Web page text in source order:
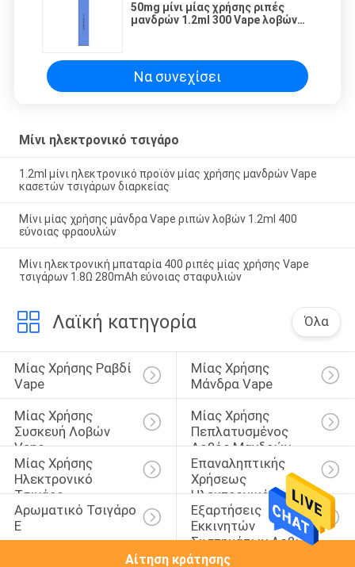
50mg μίνι μίας χρήσης ριπές
μανδρών 1.2ml 300 Vape λοβών
Να συνεχίσει
Μίνι ηλεκτρονικό τσιγάρο
1.2ml μίνι ηλεκτρονικό προϊόν μίας χρήσης μανδρών Vape
κασετών τσιγάρων διαρκείας
Μίνι μίας χρήσης μάνδρα Vape ριπών λοβών 1.2ml 400
εύνοιας φραουλών
Μίνι ηλεκτρονική μπαταρία 400 ριπές μίας χρήσης Vape
τσιγάρων 1.8Ω 280mAh εύνοιας σταφυλιών
Λαϊκή κατηγορία Όλα
Μίας Χρήσης Ραβδί
Vape
Μίας Χρήσης
Μάνδρα Vape
Μίας Χρήσης
Συσκευή Λοβών
Vape
Μίας Χρήσης
Πεπλατυσμένος
Λοβός Μανδρών
Vape
Μίας Χρήσης
Ηλεκτρονικό
Τσιγάρο
Επαναληπτικής
Χρήσεως
Ηλεκτρονικό
Τσιγάρο
Αρωματικό Τσιγάρο
Ε
Εξαρτήσεις
Εκκινητών
Συστημάτων Λοβών
Αίτηση κράτησης